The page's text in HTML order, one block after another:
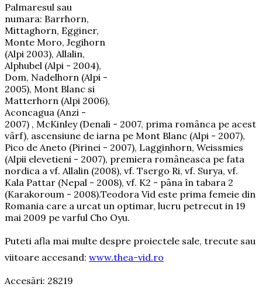
Palmaresul sau
numara: Barrhorn,
Mittaghorn, Egginer,
Monte Moro, Jegihorn
(Alpi 2003), Allalin,
Alphubel (Alpi - 2004),
Dom, Nadelhorn (Alpi -
2005), Mont Blanc si
Matterhorn (Alpi 2006),
Aconcagua (Anzi -
2007) , McKinley (Denali - 2007, prima românca pe acest
vârf), ascensiune de iarna pe Mont Blanc (Alpi - 2007),
Pico de Aneto (Pirinei - 2007), Lagginhorn, Weissmies
(Alpii elevetieni - 2007), premiera româneasca pe fata
nordica a vf. Allalin (2008), vf. Tsergo Ri, vf. Surya, vf.
Kala Pattar (Nepal - 2008), vf. K2 - pâna în tabara 2
(Karakoroum - 2008).Teodora Vid este prima femeie din
Romania care a urcat un optimar, lucru petrecut in 19
mai 2009 pe varful Cho Oyu.
Puteti afla mai multe despre proiectele sale, trecute sau
viitoare accesand: www.thea-vid.ro
Accesări: 28219